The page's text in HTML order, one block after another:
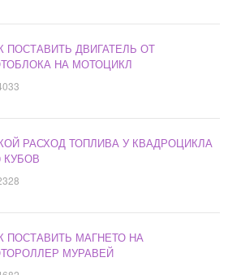
ПОСТАВИТЬ ДВИГАТЕЛЬ ОТ
НА МОТОЦИКЛ
РАСХОД ТОПЛИВА У КВАДРОЦИКЛА
КУБОВ
ПОСТАВИТЬ МАГНЕТО НА
МУРАВЕЙ